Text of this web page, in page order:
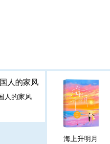
人的家风
海上升明月